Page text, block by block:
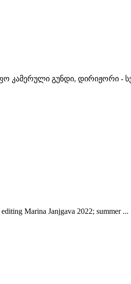
კამერული გუნდი, დირიჟორი -
Marina Janjgava 2022; summer ...